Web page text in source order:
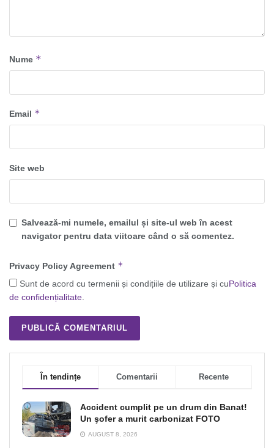
Nume *
Email *
Site web
Salvează-mi numele, emailul și site-ul web în acest
navigator pentru data viitoare când o să comentez.
Privacy Policy Agreement *
Sunt de acord cu termenii și condițiile de utilizare și cuPolitica
de confidențialitate.
În tendințe Comentarii Recente
Accident cumplit pe un drum din Banat!
Un şofer a murit carbonizat FOTO
AUGUST 8, 2026